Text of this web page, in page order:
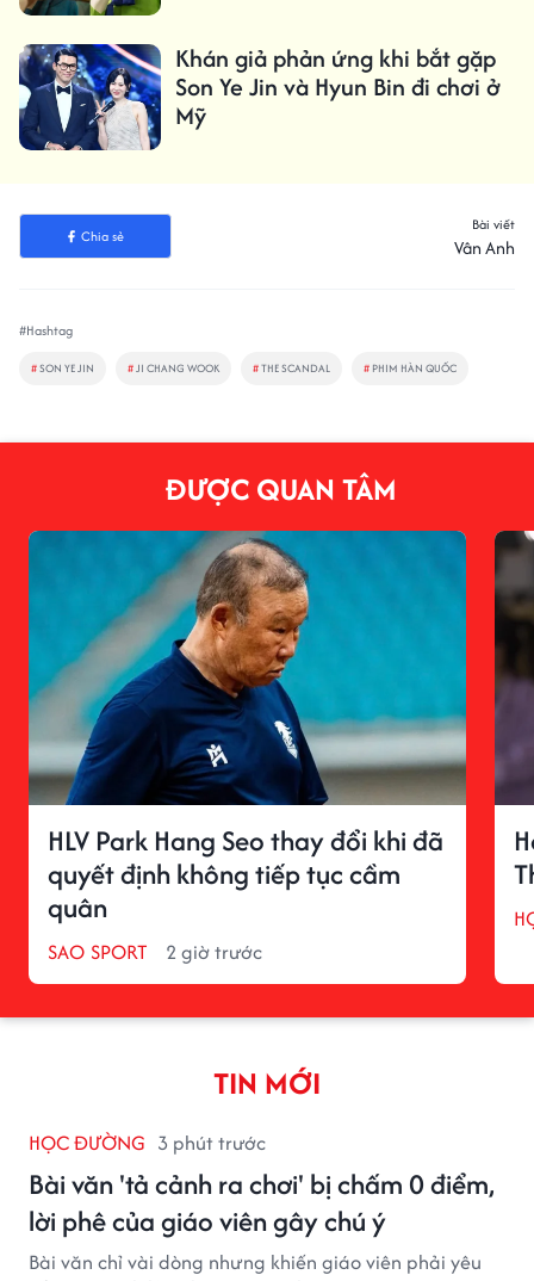
Khán giả phản ứng khi bắt gặp
Son Ye Jin và Hyun Bin đi chơi ở
Mỹ
Chia sẻ
Bài viết
Vân Anh
#Hashtag
#SON YE JIN #JI CHANG WOOK #THE SCANDAL # PHIM HÀN QUỐC
ĐƯỢC QUAN TÂM
HLV Park Hang Seo thay đổi khi đã
quyết định không tiếp tục cầm
quân
SAO SPORT 2 giờ trước
TIN MỚI
HỌC ĐƯỜNG 3 phút trước
Bài văn 'tả cảnh ra chơi' bị chấm 0 điểm,
lời phê của giáo viên gây chú ý
Bài văn chỉ vài dòng nhưng khiến giáo viên phải yêu